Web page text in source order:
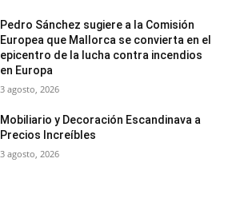
Pedro Sánchez sugiere a la Comisión
Europea que Mallorca se convierta en el
epicentro de la lucha contra incendios
en Europa
3 agosto, 2026
Mobiliario y Decoración Escandinava a
Precios Increíbles
3 agosto, 2026